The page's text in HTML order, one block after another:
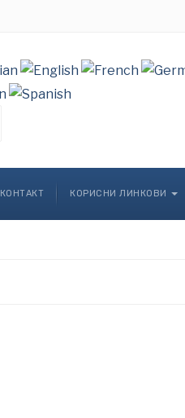
КОНТАКТ КОРИСНИ ЛИНКОВИ